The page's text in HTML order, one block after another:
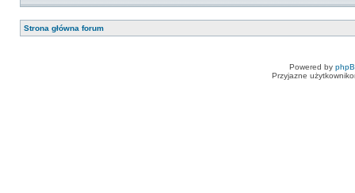
Strona główna forum
Powered by
Przyjazne